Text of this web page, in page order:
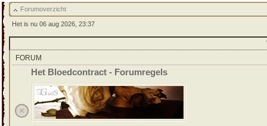
Forumoverzicht
Het is nu 06 aug 2026, 23:37
FORUM
Het Bloedcontract - Forumregels